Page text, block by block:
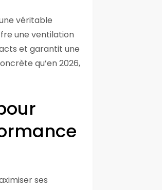
véritable
une ventilation
et garantit une
qu’en 2026,
ses